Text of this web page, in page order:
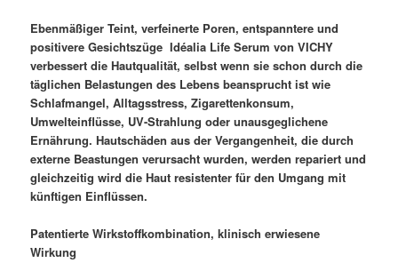
Ebenmäßiger Teint, verfeinerte Poren, entspanntere und
positivere Gesichtszüge  Idéalia Life Serum von VICHY
verbessert die Hautqualität, selbst wenn sie schon durch die
täglichen Belastungen des Lebens beansprucht ist wie
Schlafmangel, Alltagsstress, Zigarettenkonsum,
Umwelteinflüsse, UV-Strahlung oder unausgeglichene
Ernährung. Hautschäden aus der Vergangenheit, die durch
externe Beastungen verursacht wurden, werden repariert und
gleichzeitig wird die Haut resistenter für den Umgang mit
künftigen Einflüssen.
Patentierte Wirkstoffkombination, klinisch erwiesene
Wirkung